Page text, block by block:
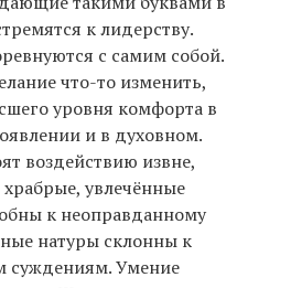
к лидерству.
с самим собой.
что-то изменить,
уровня комфорта в
и в духовном.
воздействию извне,
храбрые, увлечённые
к неоправданному
натуры склонны к
суждениям. Умение